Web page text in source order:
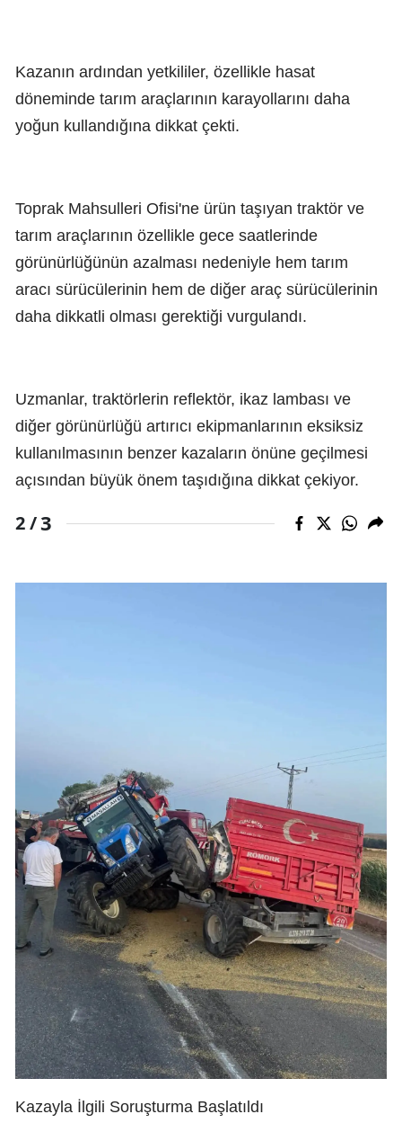
Kazanın ardından yetkililer, özellikle hasat
döneminde tarım araçlarının karayollarını daha
yoğun kullandığına dikkat çekti.
Toprak Mahsulleri Ofisi'ne ürün taşıyan traktör ve
tarım araçlarının özellikle gece saatlerinde
görünürlüğünün azalması nedeniyle hem tarım
aracı sürücülerinin hem de diğer araç sürücülerinin
daha dikkatli olması gerektiği vurgulandı.
Uzmanlar, traktörlerin reflektör, ikaz lambası ve
diğer görünürlüğü artırıcı ekipmanlarının eksiksiz
kullanılmasının benzer kazaların önüne geçilmesi
açısından büyük önem taşıdığına dikkat çekiyor.
2 /3
Kazayla İlgili Soruşturma Başlatıldı